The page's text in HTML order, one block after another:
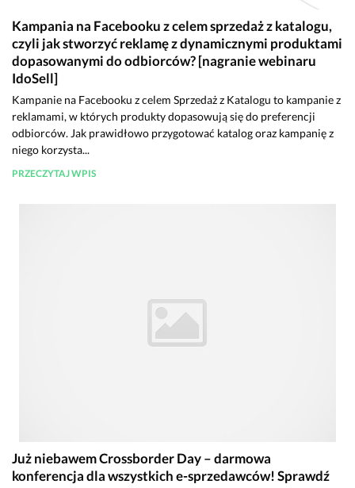
Kampania na Facebooku z celem sprzedaż z katalogu,
czyli jak stworzyć reklamę z dynamicznymi produktami
dopasowanymi do odbiorców? [nagranie webinaru
IdoSell]
Kampanie na Facebooku z celem Sprzedaż z Katalogu to kampanie z
reklamami, w których produkty dopasowują się do preferencji
odbiorców. Jak prawidłowo przygotować katalog oraz kampanię z
niego korzysta...
PRZECZYTAJ WPIS
Już niebawem Crossborder Day – darmowa
konferencja dla wszystkich e-sprzedawców! Sprawdź